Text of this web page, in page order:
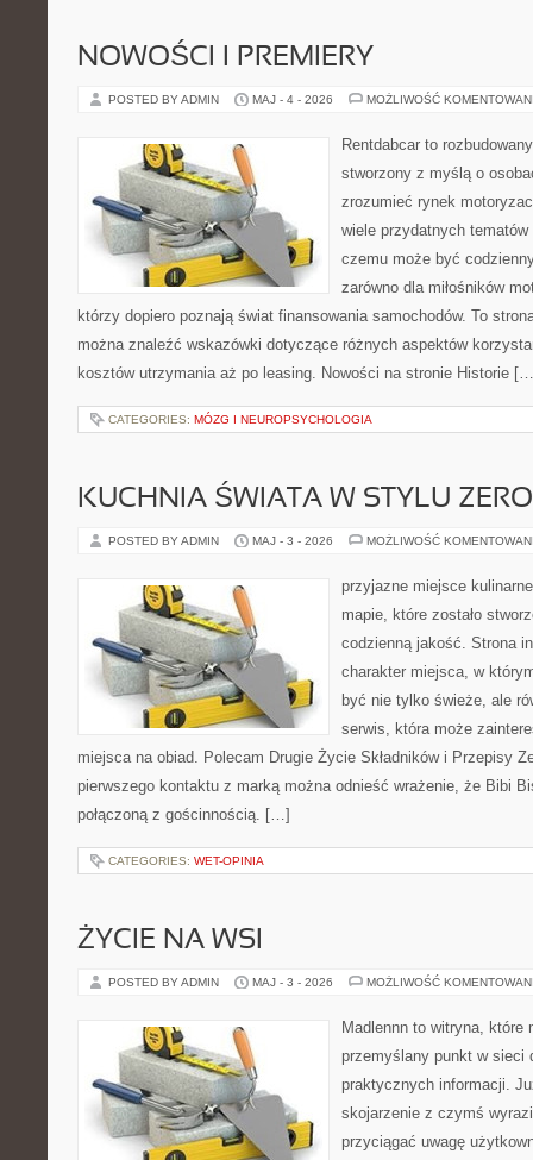
NOWOŚCI I PREMIERY
POSTED BY ADMIN MAJ - 4 - 2026 MOŻLIWOŚĆ
Rentdabcar to
stworzony z myślą o
zrozumieć rynek
wiele przydatnych
czemu może być
zarówno dla miłośników
którzy dopiero poznają świat finansowania samochodów. To
można znaleźć wskazówki dotyczące różnych aspektów
kosztów utrzymania aż po leasing. Nowości na stronie Historie
CATEGORIES: MÓZG I NEUROPSYCHOLOGIA
KUCHNIA ŚWIATA W STYLU
POSTED BY ADMIN MAJ - 3 - 2026 MOŻLIWOŚĆ
przyjazne miejsce
mapie, które zostało
codzienną jakość. Strona
charakter miejsca, w
być nie tylko świeże, ale
serwis, która może
miejsca na obiad. Polecam Drugie Życie Składników i Przepisy
pierwszego kontaktu z marką można odnieść wrażenie, że Bibi
połączoną z gościnnością. […]
CATEGORIES: WET-OPINIA
ŻYCIE NA WSI
POSTED BY ADMIN MAJ - 3 - 2026 MOŻLIWOŚĆ
Madlennn to witryna, które
przemyślany punkt w sieci
praktycznych informacji.
skojarzenie z czymś
przyciągać uwagę